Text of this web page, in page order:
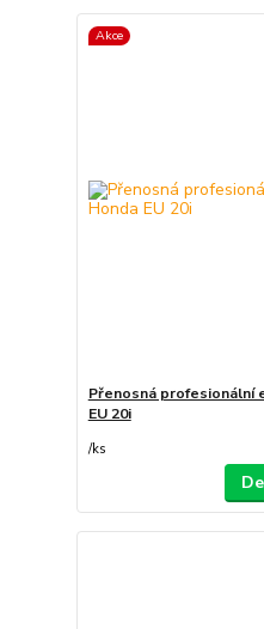
Akce
Přenosná
EU 20i
/ks